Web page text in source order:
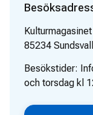
Kulturmagasinet
85234 Sundsvall
Besökstider:
och torsdag kl